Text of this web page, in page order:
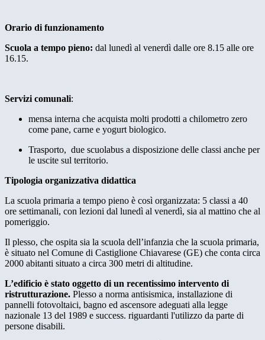
Orario di funzionamento
Scuola a tempo pieno: dal lunedì al venerdì dalle ore 8.15 alle ore
16.15.
Servizi comunali:
mensa interna che acquista molti prodotti a chilometro zero
come pane, carne e yogurt biologico.
Trasporto, due scuolabus a disposizione delle classi anche per
le uscite sul territorio.
Tipologia organizzativa didattica
La scuola primaria a tempo pieno è così organizzata: 5 classi a 40
ore settimanali, con lezioni dal lunedì al venerdì, sia al mattino che al
pomeriggio.
Il plesso, che ospita sia la scuola dell’infanzia che la scuola primaria,
è situato nel Comune di Castiglione Chiavarese (GE) che conta circa
2000 abitanti situato a circa 300 metri di altitudine.
L’edificio è stato oggetto di un recentissimo intervento di
ristrutturazione. Plesso a norma antisismica, installazione di
pannelli fotovoltaici, bagno ed ascensore adeguati alla legge
nazionale 13 del 1989 e success. riguardanti l'utilizzo da parte di
persone disabili.